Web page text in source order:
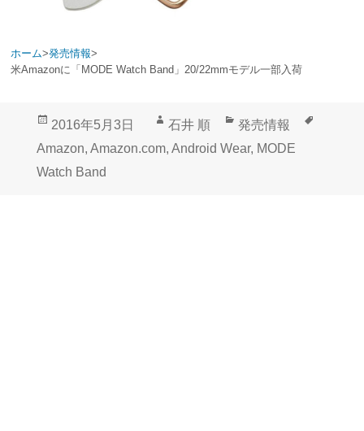
ホーム>発売情報>
米Amazonに「MODE Watch Band」20/22mmモデル一部入荷
投
稿
日:
2016年5月3日
作
成
石井 順
カ
テ
発売情報
Amazon, Amazon.com, Android Wear, MODE
Watch Band